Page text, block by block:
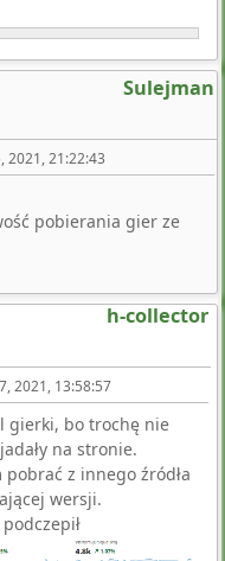
Sulejman
2021, 21:22:43
pobierania gier ze
h-collector
2021, 13:58:57
gierki, bo trochę nie
na stronie.
z innego źródła
wersji.